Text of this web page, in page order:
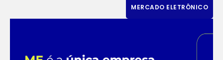
MERCADO ELETRÔNICO